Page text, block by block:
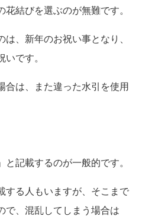
花結びを選ぶのが無難です。
、新年のお祝い事となり、
いです。
合は、また違った水引を使用
記載するのが一般的です。
する人もいますが、そこまで
で、混乱してしまう場合は